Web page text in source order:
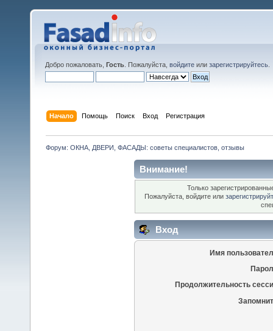
Добро пожаловать, Гость . Пожалуйста, войдите или зарегистрируйтесь
Начало Помощь Поиск Вход Регистрация
Форум: ОКНА, ДВЕРИ, ФАСАДЫ: советы специалистов, отзывы
Внимание!
Только
Пожалуйста, войдите или
Вход
Имя
Продолжительность